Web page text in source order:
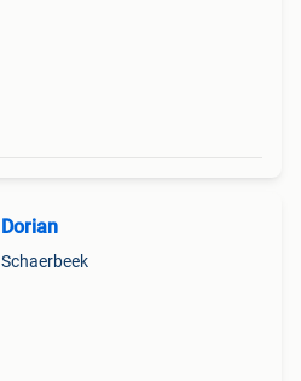
Dorian
Schaerbeek